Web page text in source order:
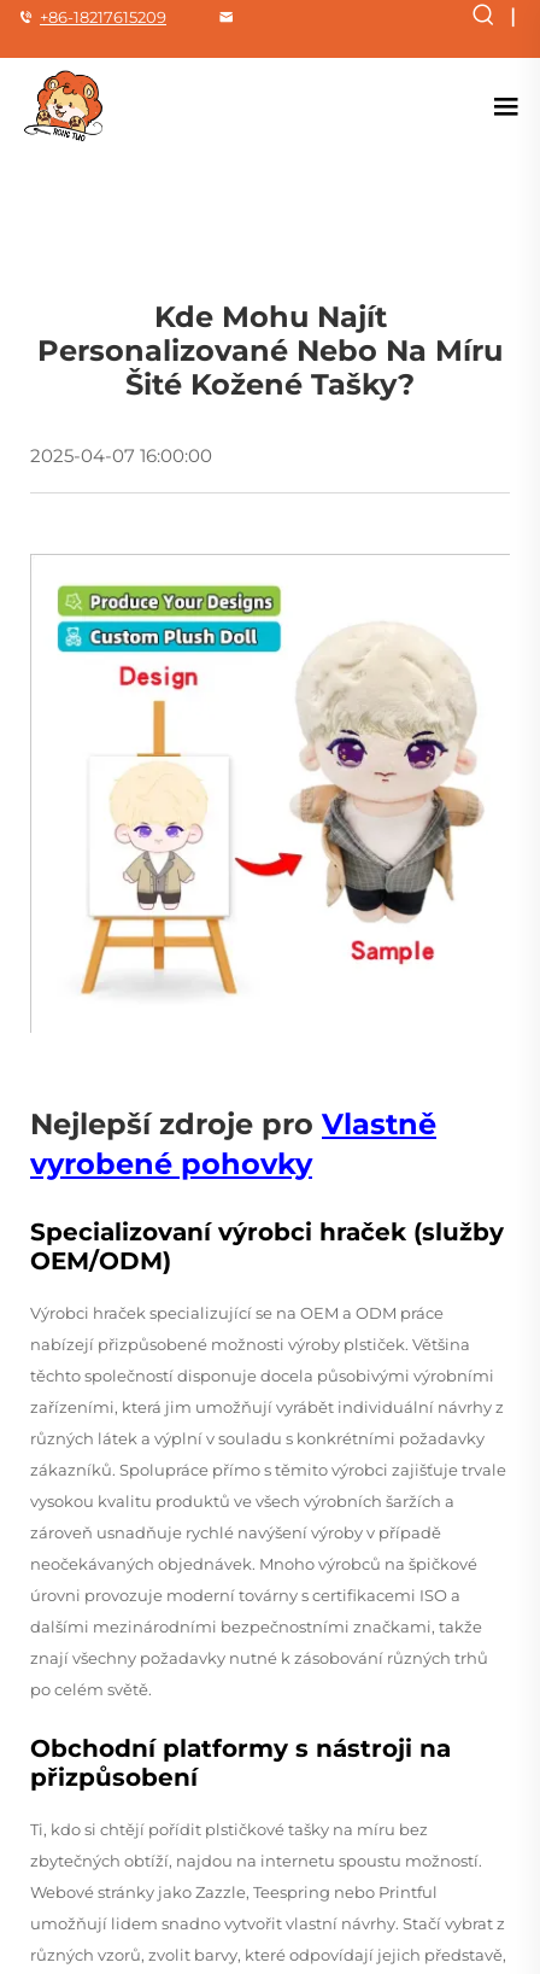
+86-18217615209 |
Kde Mohu Najít
Personalizované Nebo Na Míru
Šité Kožené Tašky?
2025-04-07 16:00:00
Nejlepší zdroje pro Vlastně
vyrobené pohovky
Specializovaní výrobci hraček (služby
OEM/ODM)
Výrobci hraček specializující se na OEM a ODM práce
nabízejí přizpůsobené možnosti výroby plstiček. Většina
těchto společností disponuje docela působivými výrobními
zařízeními, která jim umožňují vyrábět individuální návrhy z
různých látek a výplní v souladu s konkrétními požadavky
zákazníků. Spolupráce přímo s těmito výrobci zajišťuje trvale
vysokou kvalitu produktů ve všech výrobních šaržích a
zároveň usnadňuje rychlé navýšení výroby v případě
neočekávaných objednávek. Mnoho výrobců na špičkové
úrovni provozuje moderní továrny s certifikacemi ISO a
dalšími mezinárodními bezpečnostními značkami, takže
znají všechny požadavky nutné k zásobování různých trhů
po celém světě.
Obchodní platformy s nástroji na
přizpůsobení
Ti, kdo si chtějí pořídit plstičkové tašky na míru bez
zbytečných obtíží, najdou na internetu spoustu možností.
Webové stránky jako Zazzle, Teespring nebo Printful
umožňují lidem snadno vytvořit vlastní návrhy. Stačí vybrat z
různých vzorů, zvolit barvy, které odpovídají jejich představě,